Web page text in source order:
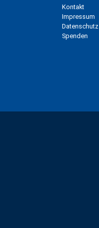
Kontakt
Impressum
Datenschutz
Spenden